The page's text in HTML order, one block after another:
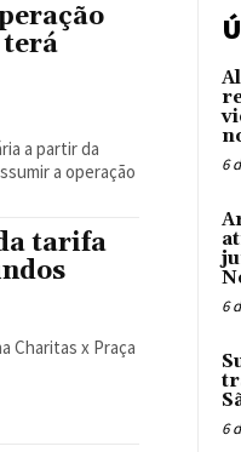
terá
a partir da
a operação
tarifa
Charitas x Praça
6
6
6